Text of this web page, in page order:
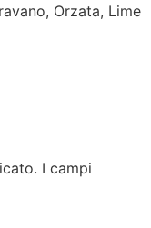
Orzata, Lime
I campi